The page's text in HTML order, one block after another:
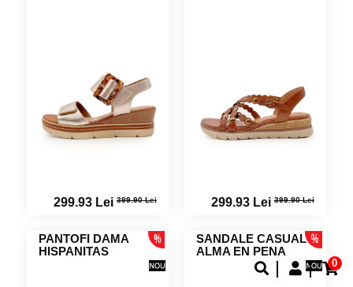
0
299.93 Lei 399.90 Lei 299.93 Lei399.90 Lei
PANTOFI DAMA
HISPANITAS
SANDALE CASUAL
ALMA EN PENA